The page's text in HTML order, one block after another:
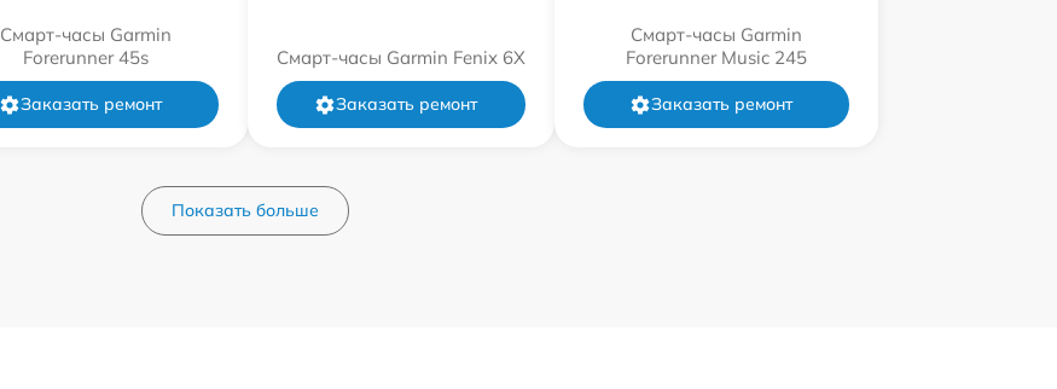
Смарт-часы Garmin
Forerunner 45s
Заказать ремонт
Смарт-часы Garmin Fenix 6X
Заказать ремонт
Смарт-часы Garmin
Forerunner Music 245
Заказать ремонт
Показать больше